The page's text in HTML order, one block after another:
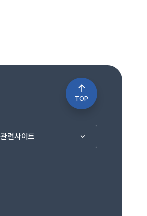
TOP
관련사이트